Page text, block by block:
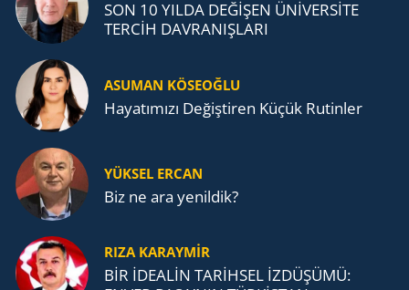
SON 10 YILDA DEĞİŞEN ÜNİVERSİTE
TERCİH DAVRANIŞLARI
ASUMAN KÖSEOĞLU
Ha­ya­tı­mı­zı De­ğiş­ti­ren Küçük Ru­tin­ler
YÜKSEL ERCAN
Biz ne ara yenildik?
RIZA KARAYMIR
BİR İDEALİN TARİHSEL İZDÜŞÜMÜ: